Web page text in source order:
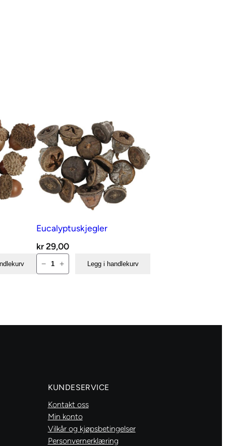
Eucalyptuskjegler
kr29,00
Eucalyptuskjegler
antall
− + Legg i handlekurv
KUNDESERVICE
Kontakt oss
Min konto
Vilkår og kjøpsbetingelser
Personvernerklæring